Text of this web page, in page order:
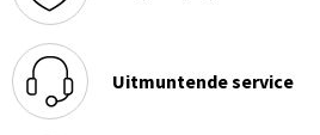
Uitmuntende service